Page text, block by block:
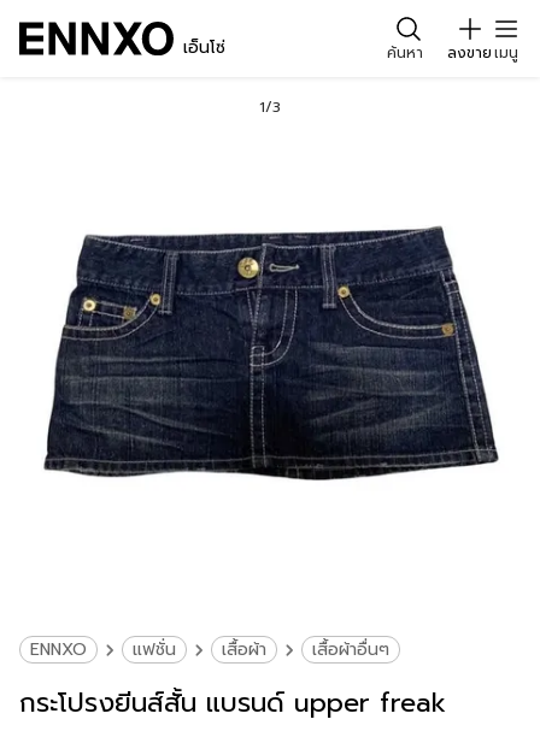
เอ็นโซ่ ค้นหา ลงขายเมนู
1/3
ENNXO แฟชั่น เสื้อผ้า เสื้อผ้าอื่นๆ
กระโปรงยีนส์สั้น แบรนด์ upper freak